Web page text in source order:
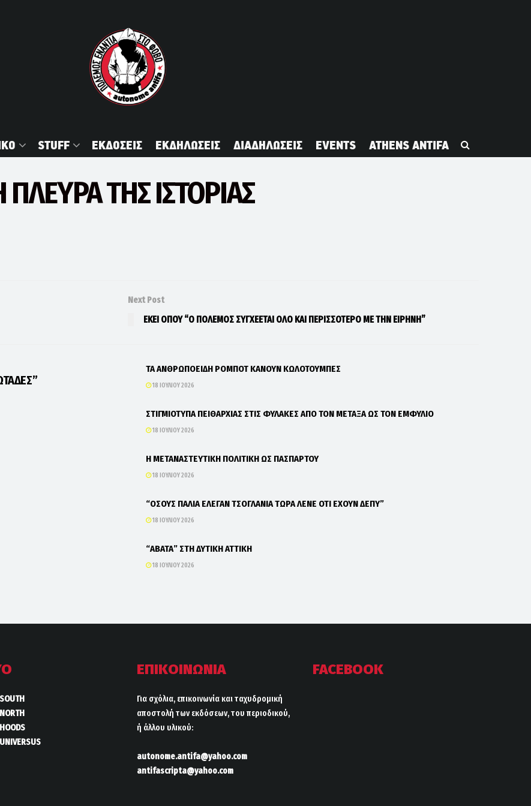
STUFF ΕΚΔΟΣΕΙΣ ΕΚΔΗΛΩΣΕΙΣ ΔΙΑΔΗΛΩΣΕΙΣ EVENTS ATHENS ANTIFA
ΤΗΣ ΙΣΤΟΡΙΑΣ
Next Post
ΕΚΕΙ ΟΠΟΥ “Ο ΠΟΛΕΜΟΣ ΣΥΓΧΕΕΤΑΙ ΟΛΟ ΚΑΙ ΠΕΡΙΣΣΟΤΕΡΟ ΜΕ ΤΗΝ ΕΙΡΗΝΗ”
ΤΑ ΑΝΘΡΩΠΟΕΙΔΗ ΡΟΜΠΟΤ ΚΑΝΟΥΝ ΚΩΛΟΤΟΥΜΠΕΣ
18 ΙΟΥΛΊΟΥ 2026
ΣΤΙΓΜΙΟΤΥΠΑ ΠΕΙΘΑΡΧΙΑΣ ΣΤΙΣ ΦΥΛΑΚΕΣ ΑΠΟ ΤΟΝ ΜΕΤΑΞΑ ΩΣ ΤΟΝ ΕΜΦΥΛΙΟ
18 ΙΟΥΛΊΟΥ 2026
Η ΜΕΤΑΝΑΣΤΕΥΤΙΚΗ ΠΟΛΙΤΙΚΗ ΩΣ ΠΑΣΠΑΡΤΟΥ
18 ΙΟΥΛΊΟΥ 2026
“ΟΣΟΥΣ ΠΑΛΙΑ ΕΛΕΓΑΝ ΤΣΟΓΛΑΝΙΑ ΤΩΡΑ ΛΕΝΕ ΟΤΙ ΕΧΟΥΝ ΔΕΠΥ”
18 ΙΟΥΛΊΟΥ 2026
“ΑΒΑΤΑ” ΣΤΗ ΔΥΤΙΚΗ ΑΤΤΙΚΗ
18 ΙΟΥΛΊΟΥ 2026
ΕΠΙΚΟΙΝΩΝΙΑ
Για σχόλια, επικοινωνία και ταχυδρομική
αποστολή των εκδόσεων, του περιοδικού,
ή άλλου υλικού:
autonome.antifa@yahoo.com
antifascripta@yahoo.com
FACEBOOK